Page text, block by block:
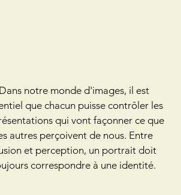
Dans notre monde d'images, il est
que chacun puisse contrôler les
qui vont façonner ce que
autres perçoivent de nous. Entre
et perception, un portrait doit
correspondre à une identité.